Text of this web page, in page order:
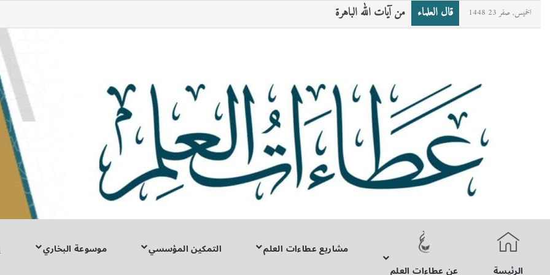
الخميس, صفر 23 1448 قال العلماء من آيات الله الباهرة
الرئيسة عن عطاءات العلم
مشاريع عطاءات العلم التمكين المؤسسي موسوعة البخاري